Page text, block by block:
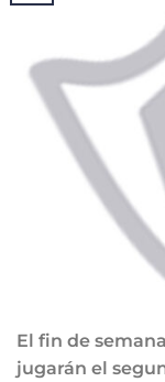
El fin de
jugarán el